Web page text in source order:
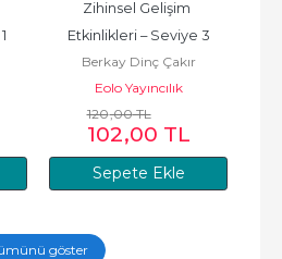
Sepete Ekle
Zihinsel Gelişim
Etkinlikleri – Seviye 3
Berkay Dinç Çakır
Eolo Yayıncılık
120,00TL
102,00 TL
göster